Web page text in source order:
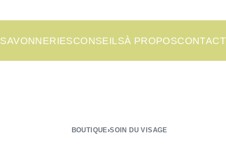
SAVONNERIESCONSEILSÀ PROPOSCONTACT
BOUTIQUE›SOIN DU VISAGE